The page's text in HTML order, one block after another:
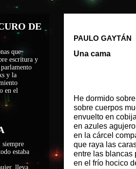
PAULO GAYTÁN
Una cama
He dormido
sobre cuerpos
envuelto en
en azules
en la cárcel
que raya las
entre las blancas
en el frío hocico
DE
que
escritura y
y la
en el
siempre
estaba
lleva